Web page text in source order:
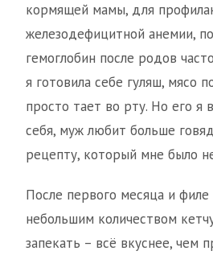
кормящей мамы, для
железодефицитной анемии,
гемоглобин после родов
я готовила себе гуляш, мясо
просто тает во рту. Но его я
себя, муж любит больше
рецепту, который мне было
После первого месяца и филе
небольшим количеством
запекать – всё вкуснее, чем